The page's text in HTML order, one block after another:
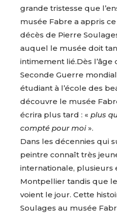
grande tristesse que
musée Fabre a appris
décès de Pierre
auquel le musée doit
intimement lié.Dès l’âge
Seconde Guerre
étudiant à l’école des
découvre le musée
écrira plus tard : « plus
compté pour moi».
Dans les décennies qui
peintre connaît très
internationale, plusieurs
Montpellier tandis que
voient le jour. Cette
Soulages au musée